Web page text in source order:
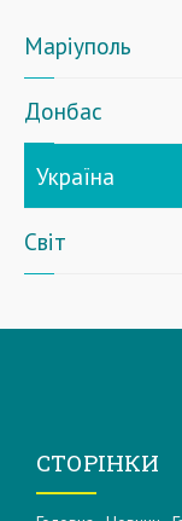
Маріуполь
Донбас
Україна
Світ
СТОРІНКИ